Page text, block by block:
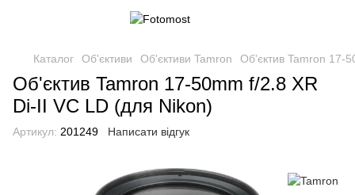
Каталог Об'єктиви Об'єктиви Tamron Об'єктив Tamron 17-
Об'єктив Tamron 17-50mm f/2.8 XR
Di-II VC LD (для Nikon)
Артикул: 201249 Написати відгук